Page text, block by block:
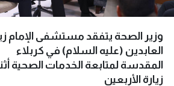
وزير الصحة يتفقد مستشفى الإمام
العابدين (عليه السلام) في كربلاء
المقدسة لمتابعة الخدمات الصحية
زيارة الأربعين